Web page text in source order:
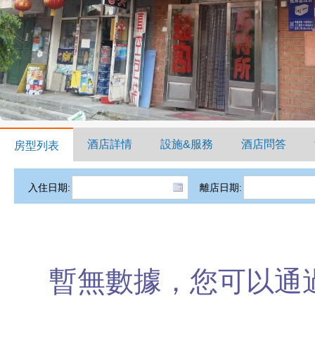
房型列表 酒店詳情 設施&服務 酒店問答
入住日期: 離店日期:
暫無數據，您可以通